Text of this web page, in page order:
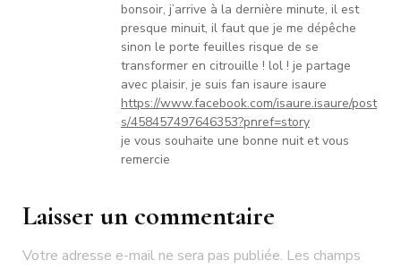
bonsoir, j’arrive à la dernière minute, il est
presque minuit, il faut que je me dépêche
sinon le porte feuilles risque de se
transformer en citrouille ! lol ! je partage
avec plaisir, je suis fan isaure isaure
https://www.facebook.com/isaure.isaure/post
s/458457497646353?pnref=story
je vous souhaite une bonne nuit et vous
remercie
Laisser un commentaire
Votre adresse e-mail ne sera pas publiée. Les champs